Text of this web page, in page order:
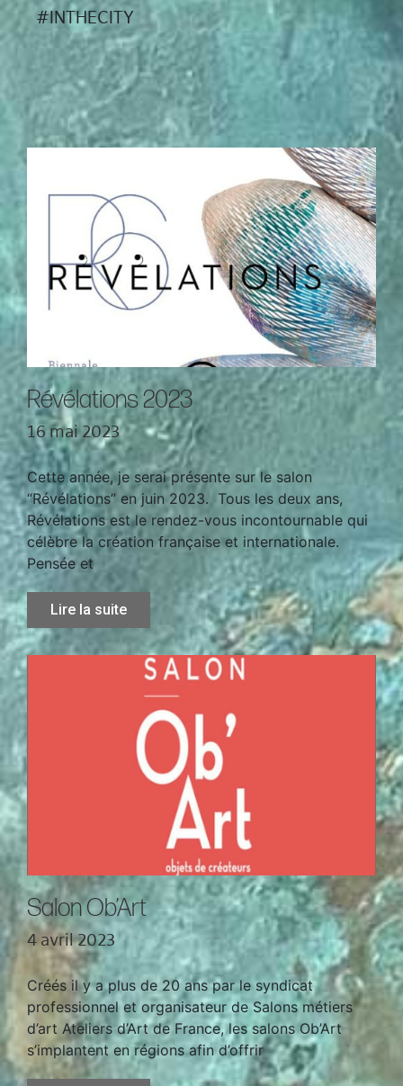
#INTHECITY
Révélations 2023
16 mai 2023
Cette année, je serai présente sur le salon
“Révélations” en juin 2023. Tous les deux ans,
Révélations est le rendez-vous incontournable qui
célèbre la création française et internationale.
Pensée et
Lire la suite
Salon Ob’Art
4 avril 2023
Créés il y a plus de 20 ans par le syndicat
professionnel et organisateur de Salons métiers
d’art Ateliers d’Art de France, les salons Ob’Art
s’implantent en régions afin d’offrir